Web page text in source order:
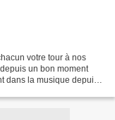
votre tour à nos
un bon moment
dans la musique depuis